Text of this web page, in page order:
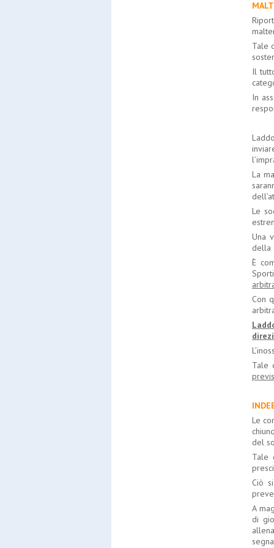
Tale
Il
In
La
Le
Una
della
È
Con
Tale
Le
del
Tale
Ciò
A
di